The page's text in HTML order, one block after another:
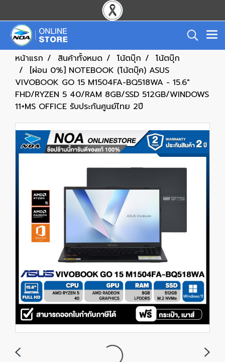
หน้าแรก สินค้าทั้งหมด โน้ตบุ๊ก
โน้ตบุ๊ก
[ผ่อน 0%] NOTEBOOK (โน้ตบุ๊ค) ASUS
VIVOBOOK GO 15 M1504FA-BQ518WA - 15.6"
FHD/RYZEN 5 40/RAM 8GB/SSD 512GB/WINDOWS
11+MS OFFICE รับประกันศูนย์ไทย 2ปี